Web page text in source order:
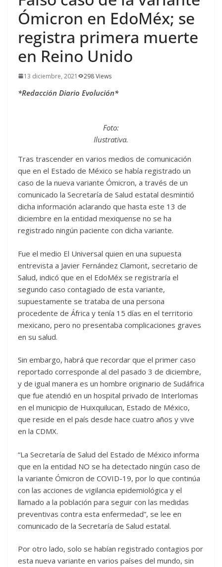
Ómicron en EdoMéx; se
registra primera muerte
en Reino Unido
13 diciembre, 2021 298 Views
*Redacción Diario Evolución*
Foto:
Ilustrativa.
Tras trascender en varios medios de comunicación
que en el Estado de México se había registrado un
caso de la nueva variante Ómicron, a través de un
comunicado la Secretaría de Salud estatal desmintió
dicha información aclarando que hasta este 13 de
diciembre en la entidad mexiquense no se ha
registrado ningún paciente con dicha variante.
Fue el medio El Universal quien en una supuesta
entrevista a Javier Fernández Clamont, secretario de
Salud, indicó que en el EdoMéx se registraría el
segundo caso contagiado de esta variante,
supuestamente se trataba de una persona
procedente de África y tenía 15 días en el territorio
mexicano, pero no presentaba complicaciones graves
en su salud.
Sin embargo, habrá que recordar que el primer caso
reportado corresponde al del pasado 3 de diciembre,
y de igual manera es un hombre originario de Sudáfrica
que fue atendió en un hospital privado de Interlomas
en el municipio de Huixquilucan, Estado de México,
que reside en el país desde hace cuatro años y vive
en la CDMX.
“La Secretaría de Salud del Estado de México informa
que en la entidad NO se ha detectado ningún caso de
la variante Ómicron de COVID-19, por lo que continúa
con las acciones de vigilancia epidemiológica y el
llamado a la población para seguir con las medidas
preventivas contra esta enfermedad”, se lee en
comunicado de la Secretaría de Salud estatal.
Por otro lado, solo se habían registrado contagios por
esta nueva variante en varios países del mundo, sin